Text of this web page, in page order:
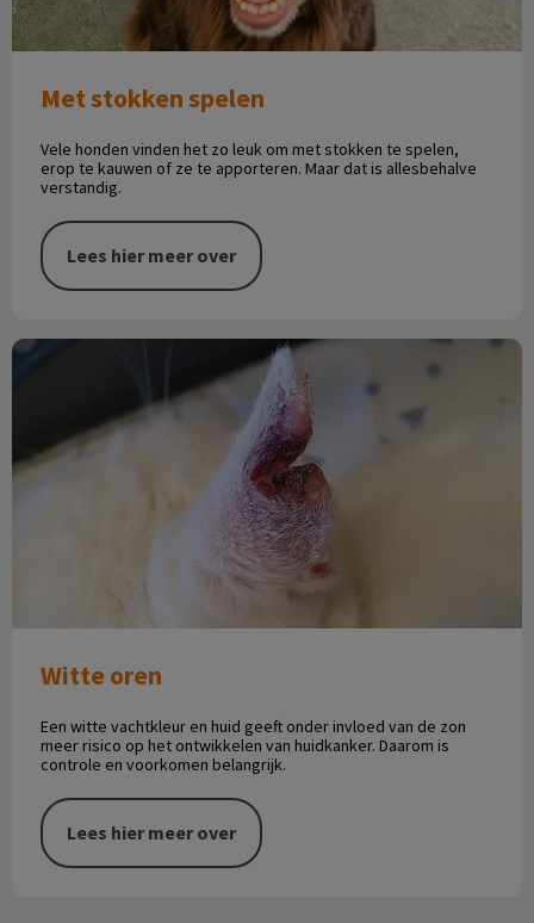
Met stokken spelen
Vele honden vinden het zo leuk om met stokken te spelen,
erop te kauwen of ze te apporteren. Maar dat is allesbehalve
verstandig.
Lees hier meer over
Witte oren
Witte oren
Een witte vachtkleur en huid geeft onder invloed van de zon
meer risico op het ontwikkelen van huidkanker. Daarom is
controle en voorkomen belangrijk.
Lees hier meer over